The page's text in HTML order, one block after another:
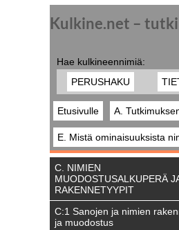
Kulkine.net –
Hae kulkineennimiä:
PERUSHAKU
Etusivulle A.
E. Mistä ominaisuuksista
C. NIMIEN
MUODOSTUSALKUPERÄ
RAKENNETYYPIT
C:1 Sanojen ja nimien
ja muodostus